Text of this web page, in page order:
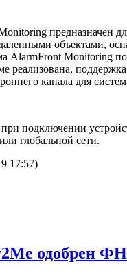
предназначен
объектами,
AlarmFront Monitoring
поддержка
канала для
подключении
глобальной сети.
17:57)
одобрен